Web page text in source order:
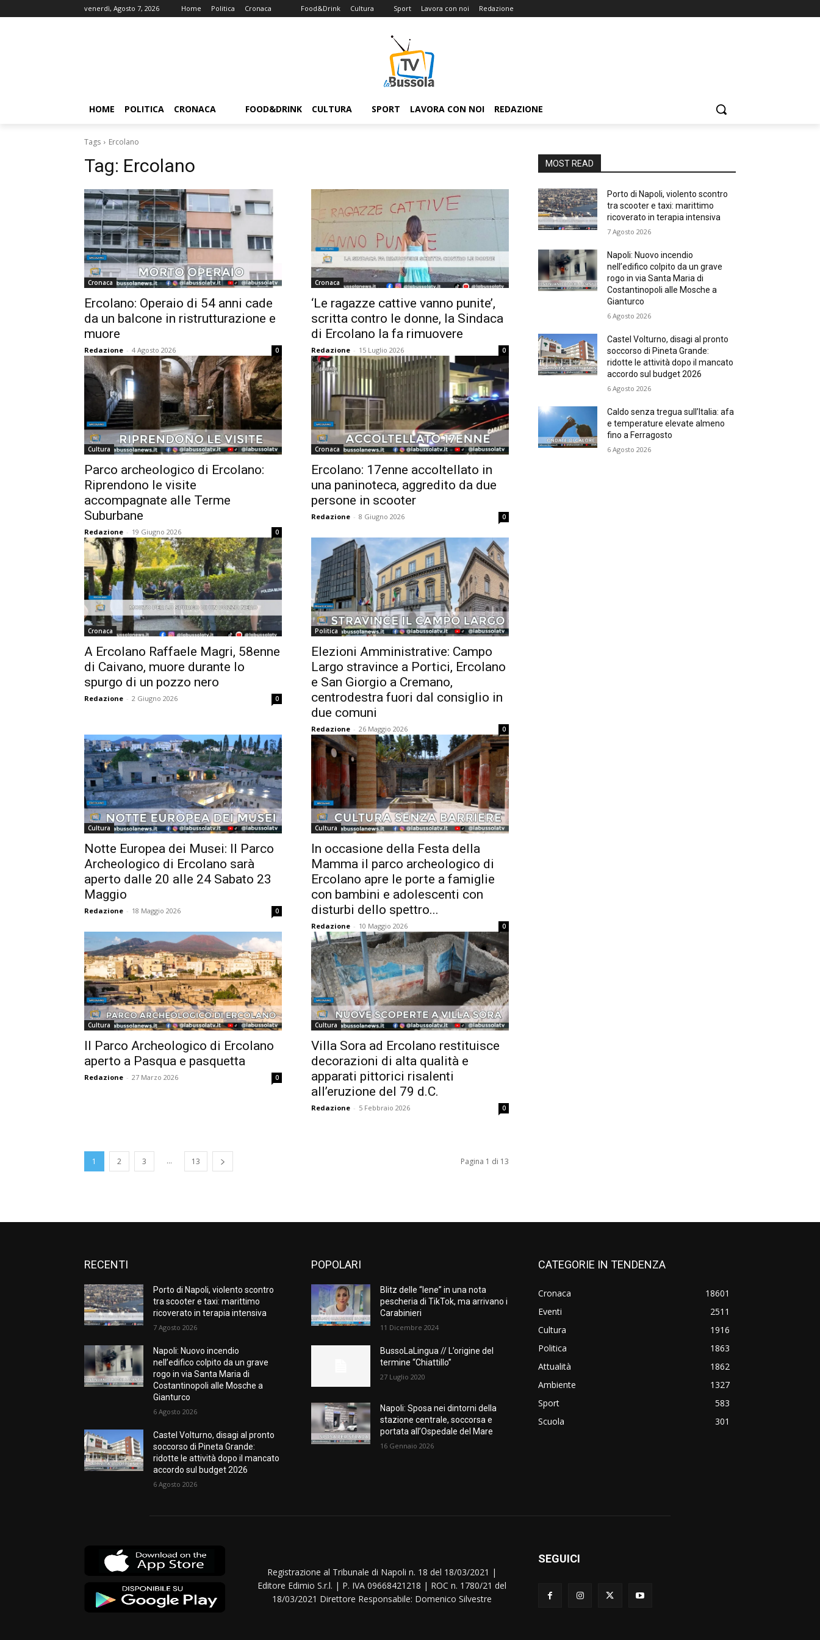
venerdì, Agosto 7, 2026 Home Politica Cronaca Food&Drink Cultura Sport Lavora con noi Redazione
HOME POLITICA CRONACA FOOD&DRINK CULTURA SPORT LAVORA CON NOI REDAZIONE
Tags Ercolano
Tag: Ercolano
Cronaca
Ercolano: Operaio di 54 anni cade
da un balcone in ristrutturazione e
muore
Redazione - 4 Agosto 2026 0
Cronaca
‘Le ragazze cattive vanno punite’,
scritta contro le donne, la Sindaca
di Ercolano la fa rimuovere
Redazione - 15 Luglio 2026 0
Cultura
Parco archeologico di Ercolano:
Riprendono le visite
accompagnate alle Terme
Suburbane
Redazione - 19 Giugno 2026 0
Cronaca
Ercolano: 17enne accoltellato in
una paninoteca, aggredito da due
persone in scooter
Redazione - 8 Giugno 2026 0
Cronaca
A Ercolano Raffaele Magri, 58enne
di Caivano, muore durante lo
spurgo di un pozzo nero
Redazione - 2 Giugno 2026 0
Politica
Elezioni Amministrative: Campo
Largo stravince a Portici, Ercolano
e San Giorgio a Cremano,
centrodestra fuori dal consiglio in
due comuni
Redazione - 26 Maggio 2026 0
Cultura
Notte Europea dei Musei: Il Parco
Archeologico di Ercolano sarà
aperto dalle 20 alle 24 Sabato 23
Maggio
Redazione - 18 Maggio 2026 0
Cultura
In occasione della Festa della
Mamma il parco archeologico di
Ercolano apre le porte a famiglie
con bambini e adolescenti con
disturbi dello spettro...
Redazione - 10 Maggio 2026 0
Cultura
Il Parco Archeologico di Ercolano
aperto a Pasqua e pasquetta
Redazione - 27 Marzo 2026 0
Cultura
Villa Sora ad Ercolano restituisce
decorazioni di alta qualità e
apparati pittorici risalenti
all’eruzione del 79 d.C.
Redazione - 5 Febbraio 2026 0
1 2 3 ... 13 Pagina 1 di 13
MOST READ
Porto di Napoli, violento scontro
tra scooter e taxi: marittimo
ricoverato in terapia intensiva
7 Agosto 2026
Napoli: Nuovo incendio
nell’edifico colpito da un grave
rogo in via Santa Maria di
Costantinopoli alle Mosche a
Gianturco
6 Agosto 2026
Castel Volturno, disagi al pronto
soccorso di Pineta Grande:
ridotte le attività dopo il mancato
accordo sul budget 2026
6 Agosto 2026
Caldo senza tregua sull’Italia: afa
e temperature elevate almeno
fino a Ferragosto
6 Agosto 2026
RECENTI
Porto di Napoli, violento scontro
tra scooter e taxi: marittimo
ricoverato in terapia intensiva
7 Agosto 2026
Napoli: Nuovo incendio
nell’edifico colpito da un grave
rogo in via Santa Maria di
Costantinopoli alle Mosche a
Gianturco
6 Agosto 2026
Castel Volturno, disagi al pronto
soccorso di Pineta Grande:
ridotte le attività dopo il mancato
accordo sul budget 2026
6 Agosto 2026
POPOLARI
Blitz delle “Iene” in una nota
pescheria di TikTok, ma arrivano i
Carabinieri
11 Dicembre 2024
BussoLaLingua // L’origine del
termine “Chiattillo”
27 Luglio 2020
Napoli: Sposa nei dintorni della
stazione centrale, soccorsa e
portata all’Ospedale del Mare
16 Gennaio 2026
CATEGORIE IN TENDENZA
Cronaca
18601
Eventi
2511
Cultura
1916
Politica
1863
Attualità
1862
Ambiente
1327
Sport
583
Scuola
301
Registrazione al Tribunale di Napoli n. 18 del 18/03/2021 |
Editore Edimio S.r.l. | P. IVA 09668421218 | ROC n. 1780/21 del
18/03/2021 Direttore Responsabile: Domenico Silvestre
SEGUICI